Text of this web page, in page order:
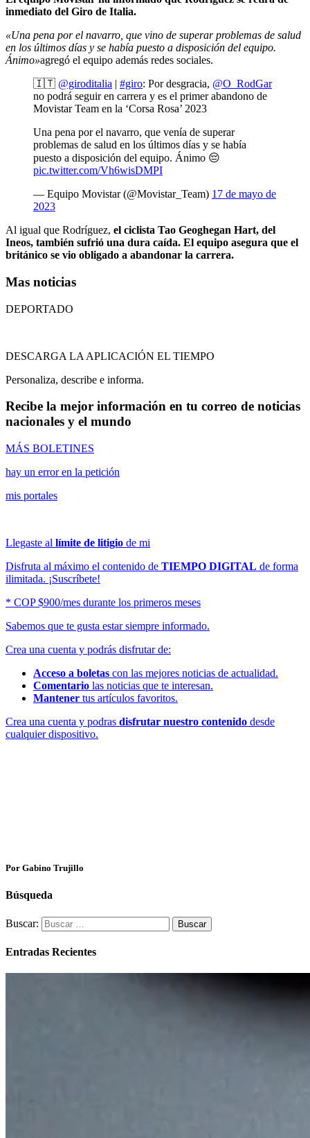
inmediato del Giro de Italia.
«Una pena por el navarro, que vino de superar problemas de salud
en los últimos días y se había puesto a disposición del equipo.
Ánimo»agregó el equipo además redes sociales.
🇮🇹 @giroditalia | #giro: Por desgracia, @O_RodGar
no podrá seguir en carrera y es el primer abandono de
Movistar Team en la ‘Corsa Rosa’ 2023
Una pena por el navarro, que venía de superar
problemas de salud en los últimos días y se había
puesto a disposición del equipo. Ánimo 😔
pic.twitter.com/Vh6wisDMPI
— Equipo Movistar (@Movistar_Team) 17 de mayo de
2023
Al igual que Rodríguez, el ciclista Tao Geoghegan Hart, del
Ineos, también sufrió una dura caída. El equipo asegura que el
británico se vio obligado a abandonar la carrera.
Mas noticias
DEPORTADO
DESCARGA LA APLICACIÓN EL TIEMPO
Personaliza, describe e informa.
Recibe la mejor información en tu correo de noticias
nacionales y el mundo
MÁS BOLETINES
hay un error en la petición
mis portales
Llegaste al límite de litigio de mi
Disfruta al máximo el contenido de TIEMPO DIGITAL de forma
ilimitada. ¡Suscríbete!
* COP $900/mes durante los primeros meses
Sabemos que te gusta estar siempre informado.
Crea una cuenta y podrás disfrutar de:
Acceso a boletas con las mejores noticias de actualidad.
Comentario las noticias que te interesan.
Mantener tus artículos favoritos.
Crea una cuenta y podras disfrutar nuestro contenido desde
cualquier dispositivo.
Por Gabino Trujillo
Búsqueda
Buscar:
Entradas Recientes